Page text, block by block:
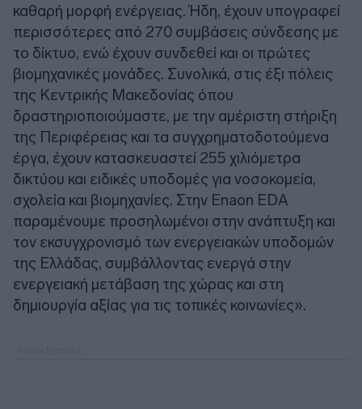
καθαρή μορφή ενέργειας. Ήδη, έχουν υπογραφεί
περισσότερες από 270 συμβάσεις σύνδεσης με
το δίκτυο, ενώ έχουν συνδεθεί και οι πρώτες
βιομηχανικές μονάδες. Συνολικά, στις έξι πόλεις
της Κεντρικής Μακεδονίας όπου
δραστηριοποιούμαστε, με την αμέριστη στήριξη
της Περιφέρειας και τα συγχρηματοδοτούμενα
έργα, έχουν κατασκευαστεί 255 χιλιόμετρα
δικτύου και ειδικές υποδομές για νοσοκομεία,
σχολεία και βιομηχανίες. Στην Enaon EDA
παραμένουμε προσηλωμένοι στην ανάπτυξη και
τον εκσυγχρονισμό των ενεργειακών υποδομών
της Ελλάδας, συμβάλλοντας ενεργά στην
ενεργειακή μετάβαση της χώρας και στη
δημιουργία αξίας για τις τοπικές κοινωνίες».